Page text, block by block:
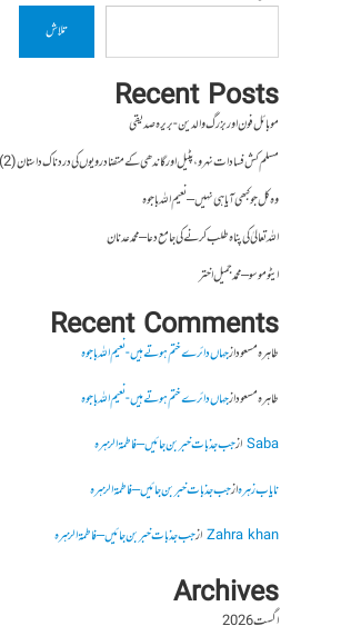
تلاش
Recent Posts
موبائل فون اور بزرگ والدین- بریرہ صدیقی
مسلم کش فسادات نہرو، پٹیل اور گاندھی کے متضاد رویوں کی درد ناک داستان (2)- عرفان علی عزیز
وہ کل جو کبھی آیا ہی نہیں – نعیم اللہ باجوہ
اللہ تعالیٰ کی پناہ طلب کرنے کی جامع دعا – محمد عدنان
ایٹوموسو – محمد جمیل اختر
Recent Comments
طاہرہ مسعودازجہاں دائرے ختم ہوتے ہیں- نعیم اللہ باجوہ
طاہرہ مسعودازجہاں دائرے ختم ہوتے ہیں- نعیم اللہ باجوہ
Sabaازجب جذبات خبر بن جائیں – فاطمۃالزہرہ
نایاب زہرہازجب جذبات خبر بن جائیں – فاطمۃالزہرہ
Zahra khanازجب جذبات خبر بن جائیں – فاطمۃالزہرہ
Archives
اگست 2026